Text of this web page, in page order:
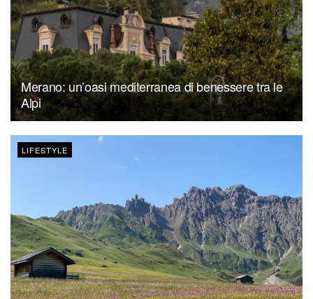
Merano: un’oasi mediterranea di benessere tra le
Alpi
LIFESTYLE